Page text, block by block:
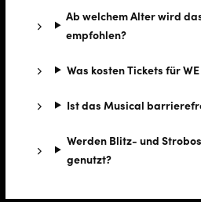
Ab welchem Alter wird
empfohlen?
Was kosten Tickets für WE
Ist das Musical
Werden Blitz- und
genutzt?